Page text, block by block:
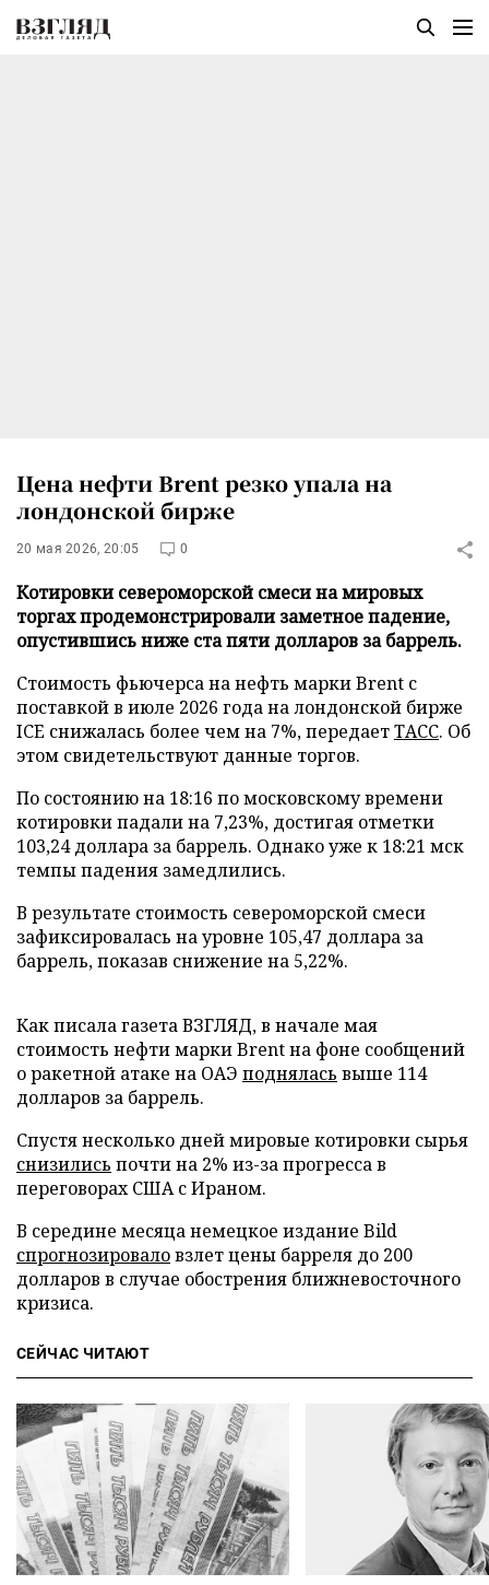
Цена нефти Brent резко упала на
лондонской бирже
20 мая 2026, 20:05 0
Котировки североморской смеси на мировых
торгах продемонстрировали заметное падение,
опустившись ниже ста пяти долларов за баррель.
Стоимость фьючерса на нефть марки Brent с
поставкой в июле 2026 года на лондонской бирже
ICE снижалась более чем на 7%, передаетТАСС. Об
этом свидетельствуют данные торгов.
По состоянию на 18:16 по московскому времени
котировки падали на 7,23%, достигая отметки
103,24 доллара за баррель. Однако уже к 18:21 мск
темпы падения замедлились.
В результате стоимость североморской смеси
зафиксировалась на уровне 105,47 доллара за
баррель, показав снижение на 5,22%.
Как писала газета ВЗГЛЯД, в начале мая
стоимость нефти марки Brent на фоне сообщений
о ракетной атаке на ОАЭ поднялась выше 114
долларов за баррель.
Спустя несколько дней мировые котировки сырья
снизились почти на 2% из-за прогресса в
переговорах США с Ираном.
В середине месяца немецкое издание Bild
спрогнозироваловзлет цены барреля до 200
долларов в случае обострения ближневосточного
кризиса.
СЕЙЧАС ЧИТАЮТ